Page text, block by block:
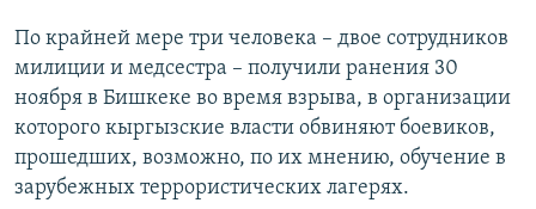
По крайней мере три человека – двое сотрудников
милиции и медсестра – получили ранения 30
ноября в Бишкеке во время взрыва, в организации
которого кыргызские власти обвиняют боевиков,
прошедших, возможно, по их мнению, обучение в
зарубежных террористических лагерях.